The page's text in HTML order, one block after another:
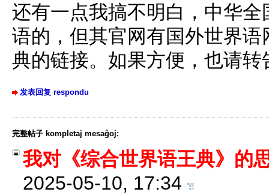
还有一点我搞不明白，中华
语的，但其官网有国外世界
典的链接。如果方便，也请转
发表回复 respondu
完整帖子 kompletaj mesaĝoj:
我对《综合世界语王典》的
2025-05-10, 17:34